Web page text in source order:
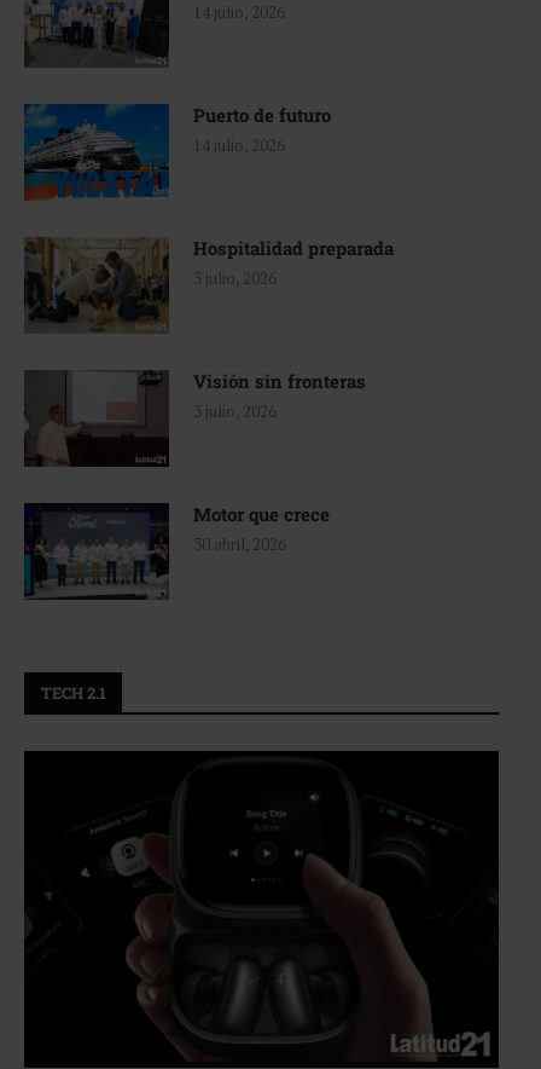
14 julio, 2026
Puerto de futuro
14 julio, 2026
Hospitalidad preparada
3 julio, 2026
Visión sin fronteras
3 julio, 2026
Motor que crece
30 abril, 2026
TECH 2.1